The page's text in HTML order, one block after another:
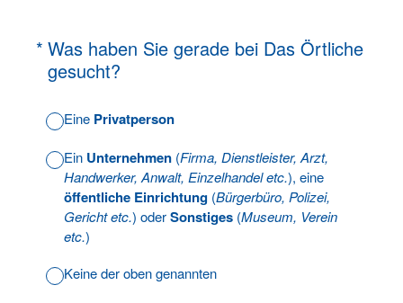
* Was haben Sie gerade bei Das Örtliche
gesucht?
(Erforderlich.)
Eine Privatperson
Ein Unternehmen (Firma, Dienstleister, Arzt,
Handwerker, Anwalt, Einzelhandel etc.), eine
öffentliche Einrichtung (Bürgerbüro, Polizei,
Gericht etc.) oderSonstiges (Museum, Verein
etc.)
Keine der oben genannten